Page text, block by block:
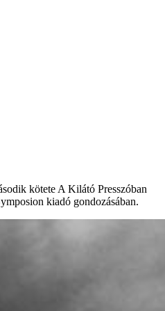
kötete A Kilátó Presszóban
kiadó gondozásában.